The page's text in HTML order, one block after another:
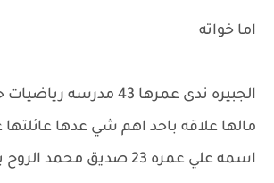
اما خواته
الجبيره ندى عمرها 43 مدرسه
مالها علاقه باحد اهم شي عدها عائلتها
اسمه علي عمره 23 صديق محمد